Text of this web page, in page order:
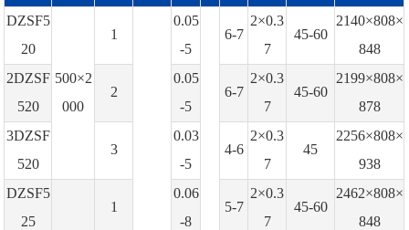
DZSF5
20
500×2
000
1
0.05
-5
6-7
2×0.3
7
45-60
2140×808×
848
2DZSF
520
2
0.05
-5
6-7
2×0.3
7
45-60
2199×808×
878
3DZSF
520
3
0.03
-5
4-6
2×0.3
7
45
2256×808×
938
DZSF5
25
1
0.06
-8
5-7
2×0.3
7
45-60
2462×808×
848